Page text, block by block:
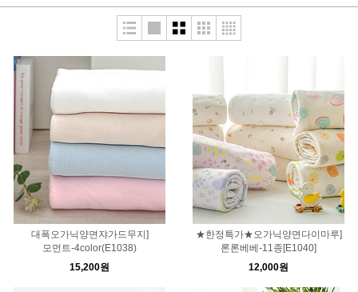
대폭오가닉양면쟈가드무지]
모먼트-4color(E1038)
15,200원
★한정특가★오가닉양면다이마루]
론론베베-11종[E1040]
12,000원